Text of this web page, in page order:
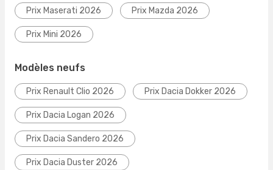
Prix Maserati 2026 Prix Mazda 2026
Prix Mini 2026
Modèles neufs
Prix Renault Clio 2026 Prix Dacia Dokker 2026
Prix Dacia Logan 2026
Prix Dacia Sandero 2026
Prix Dacia Duster 2026